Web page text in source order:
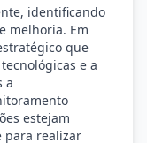
identificando
melhoria. Em
que
e a
a
estejam
para realizar